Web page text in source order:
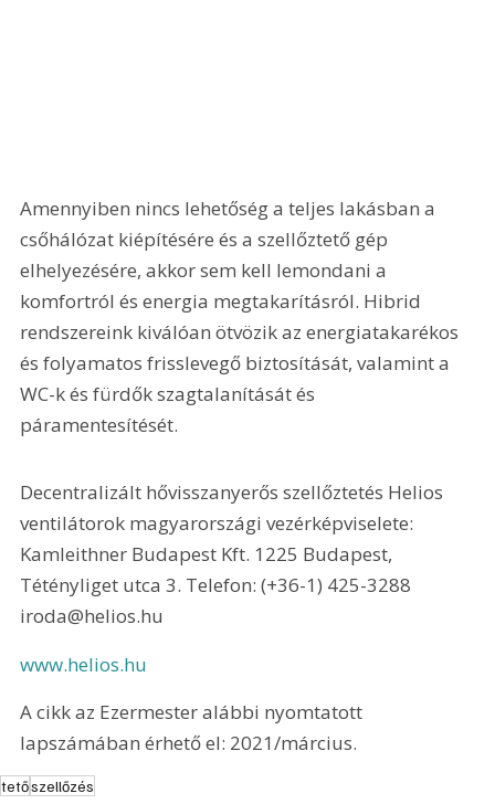
Amennyiben nincs lehetőség a teljes lakásban a
csőhálózat kiépítésére és a szellőztető gép
elhelyezésére, akkor sem kell lemondani a
komfortról és energia megtakarításról. Hibrid
rendszereink kiválóan ötvözik az energiatakarékos
és folyamatos frisslevegő biztosítását, valamint a
WC-k és fürdők szagtalanítását és
páramentesítését.
Decentralizált hővisszanyerős szellőztetés Helios
ventilátorok magyarországi vezérképviselete:
Kamleithner Budapest Kft. 1225 Budapest,
Tétényliget utca 3. Telefon: (+36-1) 425-3288
iroda@helios.hu
www.helios.hu
A cikk az Ezermester alábbi nyomtatott
lapszámában érhető el: 2021/március.
tetőszellőzés